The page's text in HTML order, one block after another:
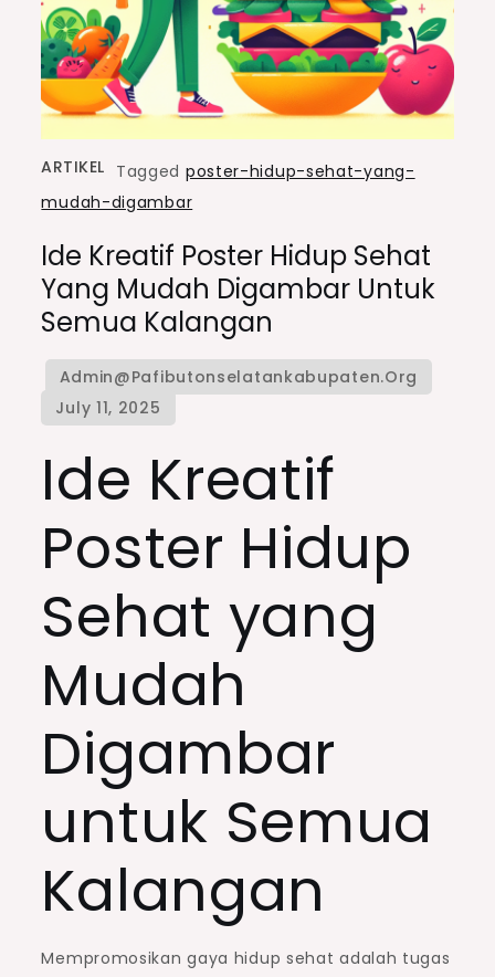
ARTIKEL Tagged poster-hidup-sehat-yang-
mudah-digambar
Ide Kreatif Poster Hidup Sehat
Yang Mudah Digambar Untuk
Semua Kalangan
Ide Kreatif
Poster Hidup
Sehat yang
Mudah
Digambar
untuk Semua
Kalangan
Mempromosikan gaya hidup sehat adalah tugas